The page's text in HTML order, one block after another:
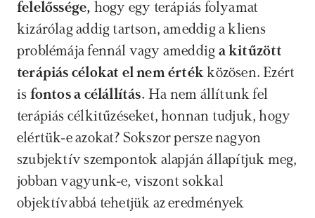
felelőssége, hogy egy terápiás folyamat
kizárólag addig tartson, ameddig a kliens
problémája fennál vagy ameddig a kitűzött
terápiás célokat el nem érték közösen. Ezért
is fontos a célállítás. Ha nem állítunk fel
terápiás célkitűzéseket, honnan tudjuk, hogy
elértük-e azokat? Sokszor persze nagyon
szubjektív szempontok alapján állapítjuk meg,
jobban vagyunk-e, viszont sokkal
objektívabbá tehetjük az eredmények